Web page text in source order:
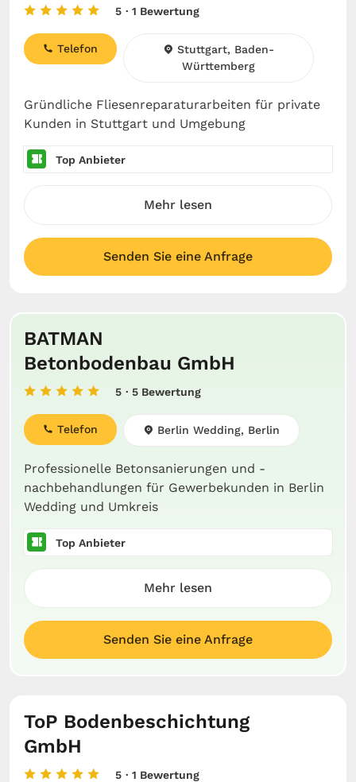
5 · 1 Bewertung
Gründliche Fliesenreparaturarbeiten für private
Kunden in Stuttgart und Umgebung
Telefon
Stuttgart, Baden-
Württemberg
Top Anbieter
Mehr lesen
Senden Sie eine Anfrage
BATMAN
Betonbodenbau GmbH
5 · 5 Bewertung
Professionelle Betonsanierungen und -
nachbehandlungen für Gewerbekunden in Berlin
Wedding und Umkreis
Telefon Berlin Wedding, Berlin
Top Anbieter
Mehr lesen
Senden Sie eine Anfrage
ToP Bodenbeschichtung
GmbH
5 · 1 Bewertung